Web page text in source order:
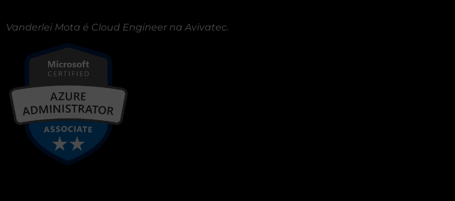
Vanderlei Mota é Cloud Engineer na Avivatec.